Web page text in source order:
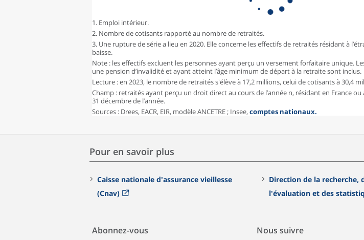
1. Emploi intérieur.
2. Nombre de cotisants rapporté au nombre de retraités.
3. Une rupture de série a lieu en 2020. Elle concerne les effectifs de retraités résidant à
baisse.
Note : les effectifs excluent les personnes ayant perçu un versement forfaitaire unique.
une pension d’invalidité et ayant atteint l’âge minimum de départ à la retraite sont inclus.
Lecture : en 2023, le nombre de retraités s'élève à 17,2 millions, celui de cotisants à 30,4
Champ : retraités ayant perçu un droit direct au cours de l’année n, résidant en France ou
31 décembre de l’année.
Sources : Drees, EACR, EIR, modèle ANCETRE ; Insee, comptes nationaux.
Pour en savoir plus
Caisse nationale d'assurance vieillesse
(Cnav)
Direction de la recherche,
l'évaluation et des
Abonnez-vous Nous suivre